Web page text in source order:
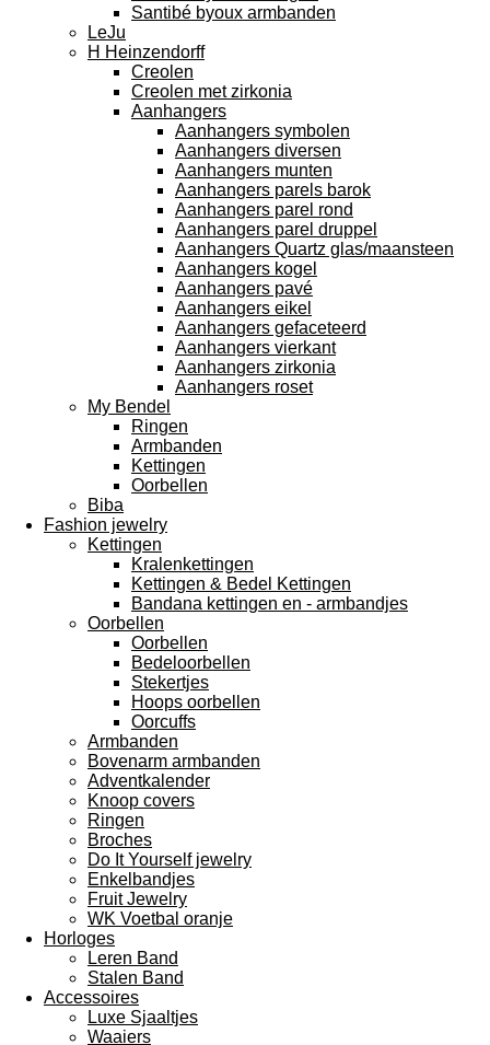
Santibé byoux armbanden
LeJu
H Heinzendorff
Creolen
Creolen met zirkonia
Aanhangers
Aanhangers symbolen
Aanhangers diversen
Aanhangers munten
Aanhangers parels barok
Aanhangers parel rond
Aanhangers parel druppel
Aanhangers Quartz glas/maansteen
Aanhangers kogel
Aanhangers pavé
Aanhangers eikel
Aanhangers gefaceteerd
Aanhangers vierkant
Aanhangers zirkonia
Aanhangers roset
My Bendel
Ringen
Armbanden
Kettingen
Oorbellen
Biba
Fashion jewelry
Kettingen
Kralenkettingen
Kettingen & Bedel Kettingen
Bandana kettingen en - armbandjes
Oorbellen
Oorbellen
Bedeloorbellen
Stekertjes
Hoops oorbellen
Oorcuffs
Armbanden
Bovenarm armbanden
Adventkalender
Knoop covers
Ringen
Broches
Do It Yourself jewelry
Enkelbandjes
Fruit Jewelry
WK Voetbal oranje
Horloges
Leren Band
Stalen Band
Accessoires
Luxe Sjaaltjes
Waaiers